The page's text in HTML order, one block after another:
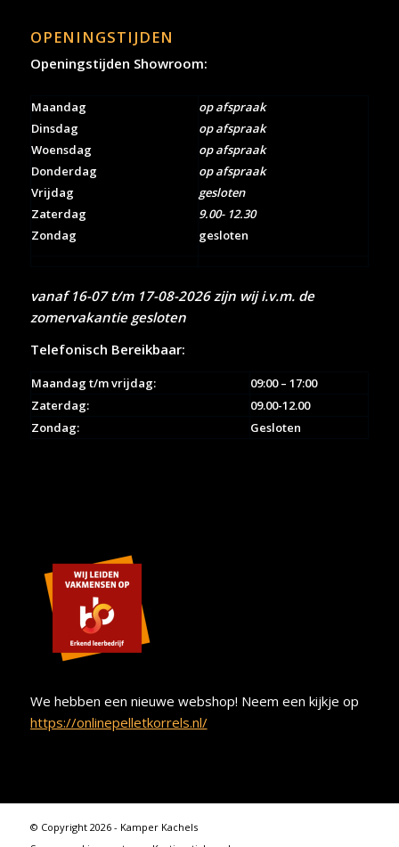
OPENINGSTIJDEN
Openingstijden Showroom:
Maandag
Dinsdag
Woensdag
Donderdag
Vrijdag
Zaterdag
Zondag
op afspraak
op afspraak
op afspraak
op afspraak
gesloten
9.00- 12.30
gesloten
vanaf 16-07 t/m 17-08-2026 zijn wij i.v.m. de
zomervakantie gesloten
Telefonisch Bereikbaar:
Maandag t/m vrijdag:
09:00 – 17:00
Zaterdag:
09.00-12.00
Zondag:
Gesloten
We hebben een nieuwe webshop! Neem een kijkje op
https://onlinepelletkorrels.nl/
© Copyright 2026 - Kamper Kachels